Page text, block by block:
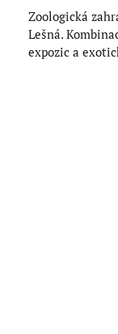
Zoologická
Lešná.
expozic a